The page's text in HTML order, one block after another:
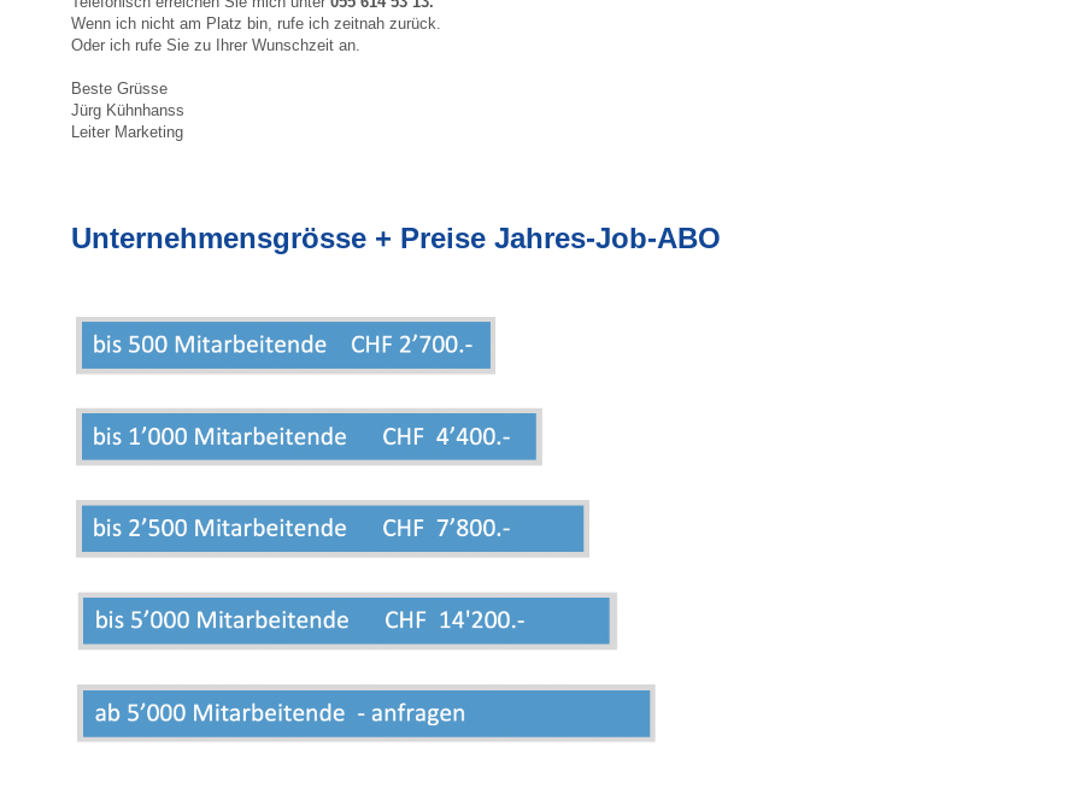
Wenn ich nicht am Platz bin, rufe ich zeitnah zurück.
Oder ich rufe Sie zu Ihrer Wunschzeit an.
Beste Grüsse
Jürg Kühnhanss
Leiter Marketing
Unternehmensgrösse + Preise Jahres-Job-ABO